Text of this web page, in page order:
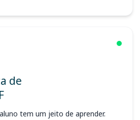
de
tem um jeito de aprender.